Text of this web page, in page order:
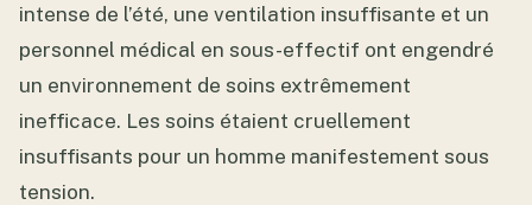
intense de l’été, une ventilation insuffisante et un
personnel médical en sous-effectif ont engendré
un environnement de soins extrêmement
inefficace. Les soins étaient cruellement
insuffisants pour un homme manifestement sous
tension.